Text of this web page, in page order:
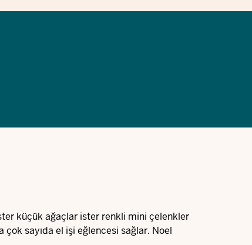
küçük ağaçlar ister renkli mini çelenkler
sayıda el işi eğlencesi sağlar. Noel